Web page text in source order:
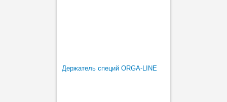
Держатель специй ORGA-LINE